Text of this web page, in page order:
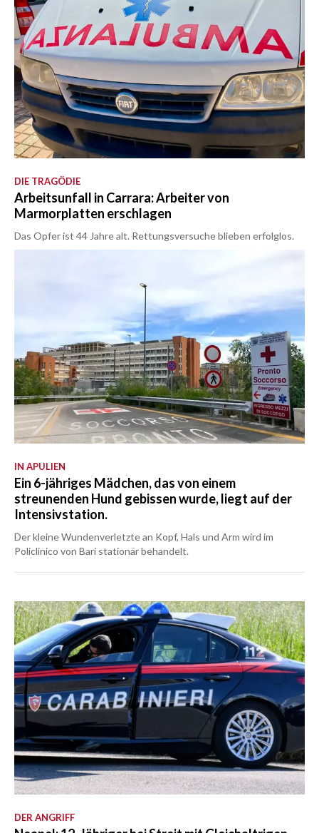
DIE TRAGÖDIE
Arbeitsunfall in Carrara: Arbeiter von
Marmorplatten erschlagen
Das Opfer ist 44 Jahre alt. Rettungsversuche blieben erfolglos.
IN APULIEN
Ein 6-jähriges Mädchen, das von einem
streunenden Hund gebissen wurde, liegt auf der
Intensivstation.
Der kleine Wundenverletzte an Kopf, Hals und Arm wird im
Policlinico von Bari stationär behandelt.
DER ANGRIFF